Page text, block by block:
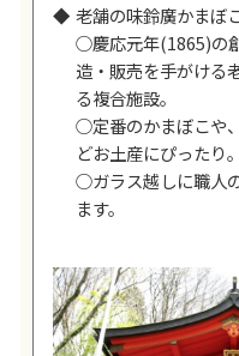
老舗の味鈴廣かまぼ
○慶応元年(1865)の
造・販売を手がける
る複合施設。
○定番のかまぼこや
どお土産にぴったり。
○ガラス越しに職人
ます。